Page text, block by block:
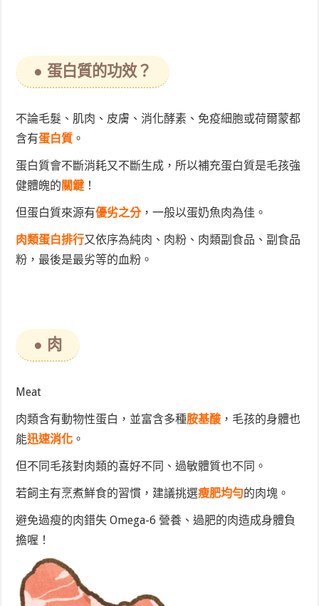
● 蛋白質的功效？
不論毛髮、肌肉、皮膚、消化酵素、免疫細胞或荷爾蒙都
含有蛋白質 。
蛋白質會不斷消耗又不斷生成，所以補充蛋白質是毛孩強
健體魄的 關鍵 ！
但蛋白質來源有優劣之分，一般以蛋奶魚肉為佳。
肉類蛋白排行又依序為純肉、肉粉、肉類副食品、副食品
粉，最後是最劣等的血粉。
● 肉
Meat
肉類含有動物性蛋白，並富含多種胺基酸 ，毛孩的身體也
能迅速消化 。
但不同毛孩對肉類的喜好不同、過敏體質也不同。
若飼主有烹煮鮮食的習慣，建議挑選瘦肥均勻的肉塊。
避免過瘦的肉錯失 Omega-6 營養、過肥的肉造成身體負
擔喔！